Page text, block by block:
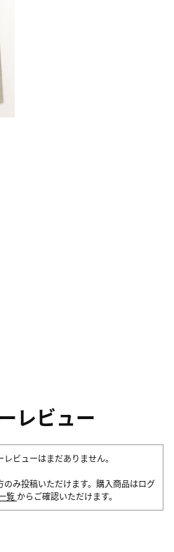
レビュー
ビューはまだありません。
み投稿いただけます。購入商品はログ
覧 からご確認いただけます。